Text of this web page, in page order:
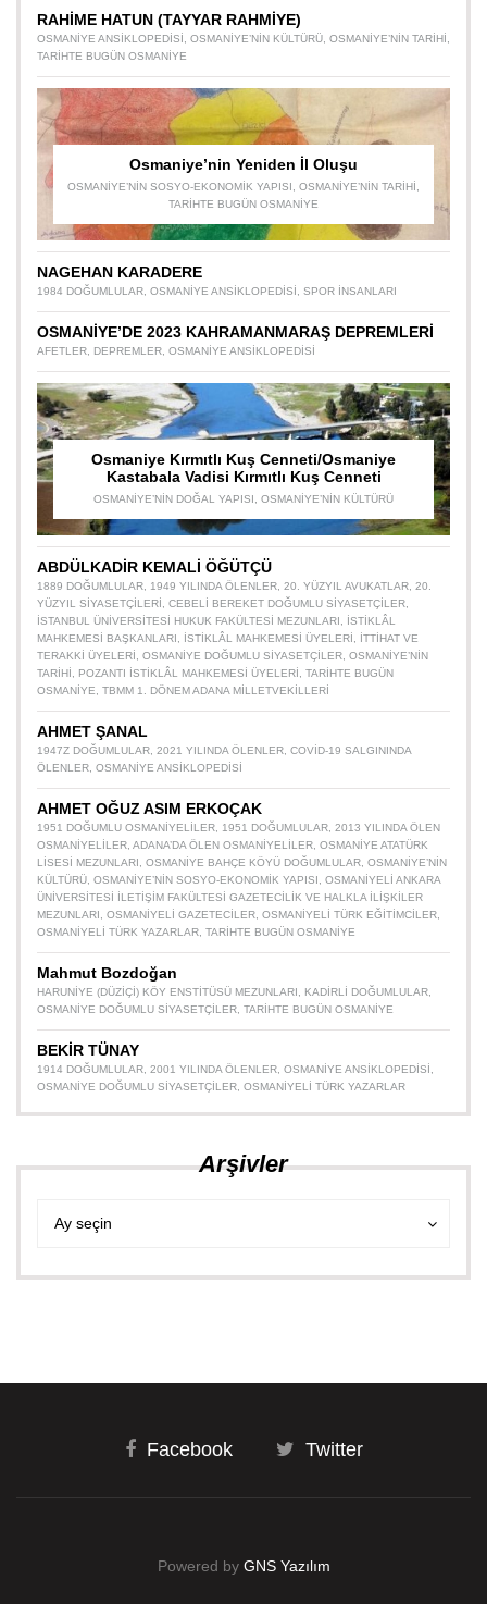
RAHİME HATUN (TAYYAR RAHMİYE)
OSMANIYE ANSIKLOPEDISI OSMANIYE’NIN KÜLTÜRÜ OSMANIYE’NIN TARIHI
TARIHTE BUGÜN OSMANIYE
Osmaniye’nin Yeniden İl Oluşu
OSMANIYE’NIN SOSYO-EKONOMIK YAPISI OSMANIYE’NIN TARIHI
TARIHTE BUGÜN OSMANIYE
NAGEHAN KARADERE
1984 DOĞUMLULAR OSMANIYE ANSIKLOPEDISI SPOR INSANLARI
OSMANİYE’DE 2023 KAHRAMANMARAŞ DEPREMLERİ
AFETLER DEPREMLER OSMANIYE ANSIKLOPEDISI
Osmaniye Kırmıtlı Kuş Cenneti/Osmaniye
Kastabala Vadisi Kırmıtlı Kuş Cenneti
OSMANIYE’NIN DOĞAL YAPISI OSMANIYE’NIN KÜLTÜRÜ
ABDÜLKADİR KEMALİ ÖĞÜTÇÜ
1889 DOĞUMLULAR 1949 YILINDA ÖLENLER 20. YÜZYIL AVUKATLAR 20.
YÜZYIL SIYASETÇILERI
CEBELI BEREKET DOĞUMLU SIYASETÇILER
İSTANBUL ÜNIVERSITESI HUKUK FAKÜLTESI MEZUNLARI
İSTIKLÂL
MAHKEMESI BAŞKANLARI
İSTIKLÂL MAHKEMESI ÜYELERI
İTTIHAT VE
TERAKKI ÜYELERI
OSMANIYE DOĞUMLU SIYASETÇILER OSMANIYE’NIN
TARIHI
POZANTI İSTIKLÂL MAHKEMESI ÜYELERI
TARIHTE BUGÜN
OSMANIYE
TBMM 1. DÖNEM ADANA MILLETVEKILLERI
AHMET ŞANAL
1947Z DOĞUMLULAR 2021 YILINDA ÖLENLER COVID-19 SALGININDA
ÖLENLER OSMANIYE ANSIKLOPEDISI
AHMET OĞUZ ASIM ERKOÇAK
1951 DOĞUMLU OSMANIYELILER 1951 DOĞUMLULAR 2013 YILINDA ÖLEN
OSMANIYELILER ADANA’DA ÖLEN OSMANIYELILER OSMANIYE ATATÜRK
LISESI MEZUNLARI
OSMANIYE BAHÇE KÖYÜ DOĞUMLULAR OSMANIYE’NIN
KÜLTÜRÜ OSMANIYE’NIN SOSYO-EKONOMIK YAPISI
OSMANIYELI ANKARA
ÜNIVERSITESI İLETIŞIM FAKÜLTESI GAZETECILIK VE HALKLA İLIŞKILER
MEZUNLARI
OSMANIYELI GAZETECILER OSMANIYELI TÜRK EĞITIMCILER
OSMANIYELI TÜRK YAZARLAR TARIHTE BUGÜN OSMANIYE
Mahmut Bozdoğan
HARUNIYE (DÜZIÇI) KÖY ENSTITÜSÜ MEZUNLARI KADIRLI DOĞUMLULAR
OSMANIYE DOĞUMLU SIYASETÇILER TARIHTE BUGÜN OSMANIYE
BEKİR TÜNAY
1914 DOĞUMLULAR 2001 YILINDA ÖLENLER OSMANIYE ANSIKLOPEDISI
OSMANIYE DOĞUMLU SIYASETÇILER OSMANIYELI TÜRK YAZARLAR
Arşivler
Ay seçin
Facebook Twitter
Powered by GNS Yazılım